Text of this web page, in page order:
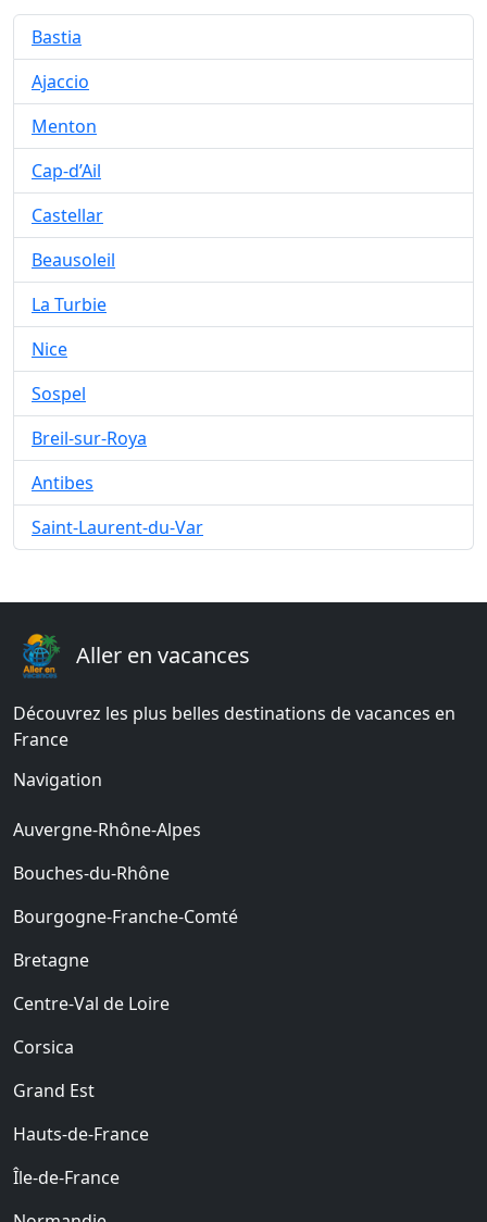
Bastia
Ajaccio
Menton
Cap-d’Ail
Castellar
Beausoleil
La Turbie
Nice
Sospel
Breil-sur-Roya
Antibes
Saint-Laurent-du-Var
Aller en vacances
Découvrez les plus belles destinations de vacances en
France
Navigation
Auvergne-Rhône-Alpes
Bouches-du-Rhône
Bourgogne-Franche-Comté
Bretagne
Centre-Val de Loire
Corsica
Grand Est
Hauts-de-France
Île-de-France